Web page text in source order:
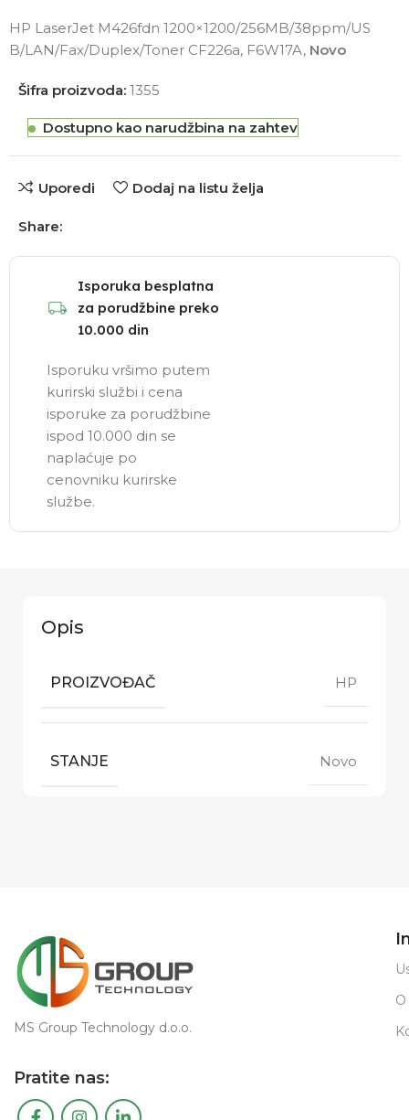
HP LaserJet M426fdn 1200×1200/256MB/38ppm/US
B/LAN/Fax/Duplex/Toner CF226a, F6W17A, Novo
Šifra proizvoda:1355
Dostupno kao narudžbina na zahtev
Uporedi Dodaj na listu želja
Share:
Isporuka besplatna
za porudžbine preko
10.000 din
Isporuku vršimo putem
kurirski službi i cena
isporuke za porudžbine
ispod 10.000 din se
naplaćuje po
cenovniku kurirske
službe.
Opis
PROIZVOĐAČ HP
STANJE Novo
MS Group Technology d.o.o.
Pratite nas: